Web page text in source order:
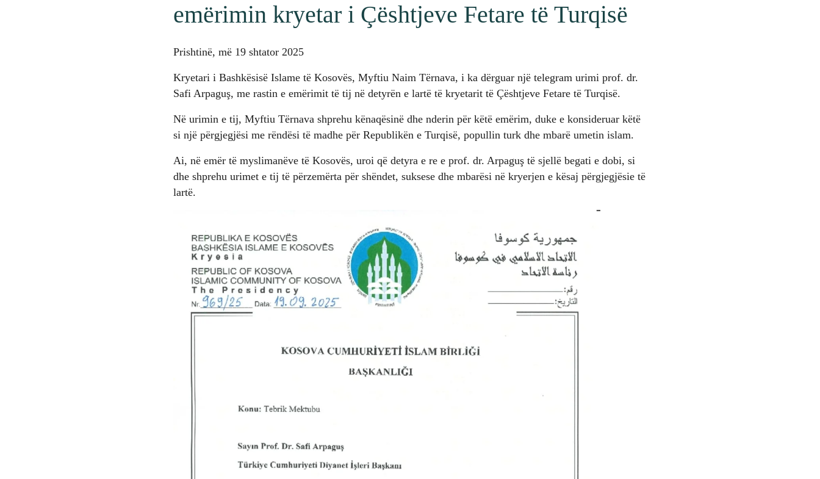
emërimin kryetar i Çështjeve Fetare të Turqisë
Prishtinë, më 19 shtator 2025
Kryetari i Bashkësisë Islame të Kosovës, Myftiu Naim Tërnava, i ka dërguar një telegram urimi prof. dr.
Safi Arpaguş, me rastin e emërimit të tij në detyrën e lartë të kryetarit të Çështjeve Fetare të Turqisë.
Në urimin e tij, Myftiu Tërnava shprehu kënaqësinë dhe nderin për këtë emërim, duke e konsideruar këtë
si një përgjegjësi me rëndësi të madhe për Republikën e Turqisë, popullin turk dhe mbarë umetin islam.
Ai, në emër të myslimanëve të Kosovës, uroi që detyra e re e prof. dr. Arpaguş të sjellë begati e dobi, si
dhe shprehu urimet e tij të përzemërta për shëndet, suksese dhe mbarësi në kryerjen e kësaj përgjegjësie të
lartë.